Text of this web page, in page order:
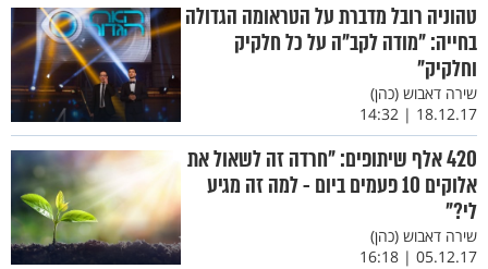
טהוניה רובל מדברת על הטראומה הגדולה
בחייה: "מודה לקב"ה על כל חלקיק
וחלקיק"
שירה דאבוש (כהן)
18.12.17 | 14:32
420 אלף שיתופים: "חרדה זה לשאול את
אלוקים 10 פעמים ביום - למה זה מגיע
לי?"
שירה דאבוש (כהן)
05.12.17 | 16:18